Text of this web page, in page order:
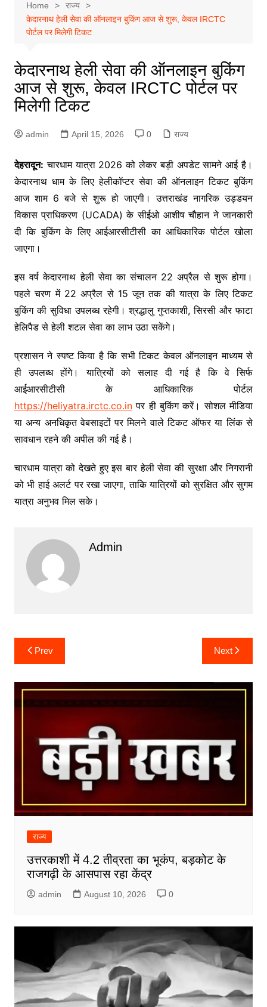
Home
राज्य
केदारनाथ हेली सेवा की ऑनलाइन बुकिंग आज से शुरू, केवल IRCTC
पोर्टल पर मिलेगी टिकट
केदारनाथ हेली सेवा की ऑनलाइन बुकिंग
आज से शुरू, केवल IRCTC पोर्टल पर
मिलेगी टिकट
admin April 15, 2026 0 राज्य
देहरादून: चारधाम यात्रा 2026 को लेकर बड़ी अपडेट सामने आई है।
केदारनाथ धाम के लिए हेलीकॉप्टर सेवा की ऑनलाइन टिकट बुकिंग
आज शाम 6 बजे से शुरू हो जाएगी। उत्तराखंड नागरिक उड्डयन
विकास प्राधिकरण (UCADA) के सीईओ आशीष चौहान ने जानकारी
दी कि बुकिंग के लिए आईआरसीटीसी का आधिकारिक पोर्टल खोला
जाएगा।
इस वर्ष केदारनाथ हेली सेवा का संचालन 22 अप्रैल से शुरू होगा।
पहले चरण में 22 अप्रैल से 15 जून तक की यात्रा के लिए टिकट
बुकिंग की सुविधा उपलब्ध रहेगी। श्रद्धालु गुप्तकाशी, सिरसी और फाटा
हेलिपैड से हेली शटल सेवा का लाभ उठा सकेंगे।
प्रशासन ने स्पष्ट किया है कि सभी टिकट केवल ऑनलाइन माध्यम से
ही उपलब्ध होंगे। यात्रियों को सलाह दी गई है कि वे सिर्फ
आईआरसीटीसी के आधिकारिक पोर्टल
https://heliyatra.irctc.co.inपर ही बुकिंग करें। सोशल मीडिया
या अन्य अनधिकृत वेबसाइटों पर मिलने वाले टिकट ऑफर या लिंक से
सावधान रहने की अपील की गई है।
चारधाम यात्रा को देखते हुए इस बार हेली सेवा की सुरक्षा और निगरानी
को भी हाई अलर्ट पर रखा जाएगा, ताकि यात्रियों को सुरक्षित और सुगम
यात्रा अनुभव मिल सके।
Admin
Post
navigation
Prev Next
राज्य
उत्तरकाशी में 4.2 तीव्रता का भूकंप, बड़कोट के
राजगढ़ी के आसपास रहा केंद्र
admin August 10, 2026 0